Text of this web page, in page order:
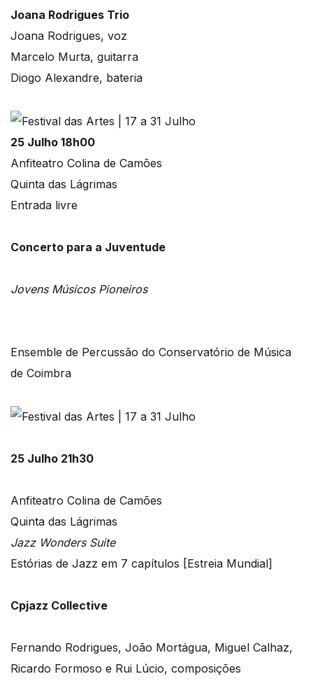
Joana Rodrigues Trio
Joana Rodrigues, voz
Marcelo Murta, guitarra
Diogo Alexandre, bateria
25 Julho 18h00
Anfiteatro Colina de Camões
Quinta das Lágrimas
Entrada livre
Concerto para a Juventude
Jovens Músicos Pioneiros
Ensemble de Percussão do Conservatório de Música
de Coimbra
25 Julho 21h30
Anfiteatro Colina de Camões
Quinta das Lágrimas
Jazz Wonders Suite
Estórias de Jazz em 7 capítulos [Estreia Mundial]
Cpjazz Collective
Fernando Rodrigues, João Mortágua, Miguel Calhaz,
Ricardo Formoso e Rui Lúcio, composições